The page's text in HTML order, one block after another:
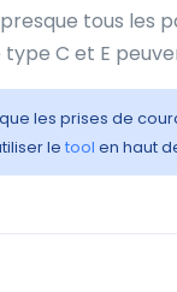
tous les
type C et E
les prises de
le tool en haut